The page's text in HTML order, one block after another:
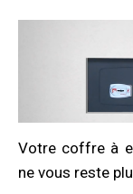
Votre coffre à
ne vous reste